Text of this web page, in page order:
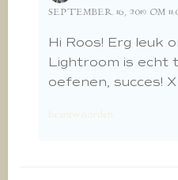
SEPTEMBER 16, 2019 OM
Hi Roos! Erg leuk
Lightroom is echt
oefenen, succes! X
beantwoorden